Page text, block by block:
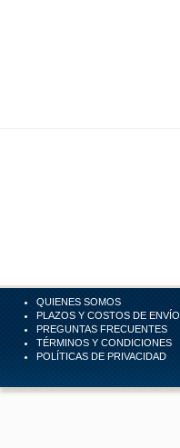
QUIENES SOMOS
PLAZOS Y COSTOS DE ENVÍO
PREGUNTAS FRECUENTES
TÉRMINOS Y CONDICIONES
POLÍTICAS DE PRIVACIDAD